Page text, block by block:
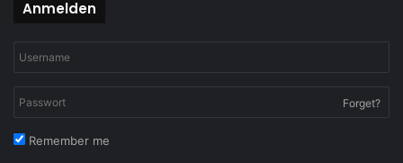
Anmelden
Forget?
Remember me